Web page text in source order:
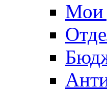
Мои